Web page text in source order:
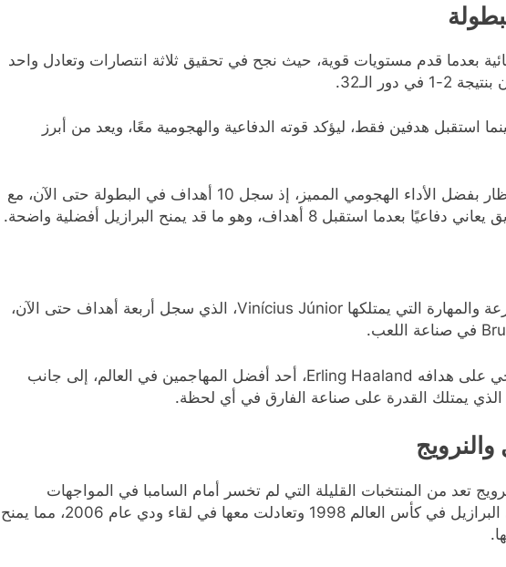
بعدما قدم مستويات قوية، حيث نجح في تحقيق ثلاثة انتصارات وتعادل واحد
الـ32.
9 أهداف، بينما استقبل هدفين فقط، ليؤكد قوته الدفاعية والهجومية معًا، ويعد من أبرز
أما منتخب النرويج، فقد خطف الأنظار بفضل الأداء الهجومي المميز، إذ سجل 10 أهداف في البطولة حتى الآن، مع
8 أهداف، وهو ما قد يمنح البرازيل أفضلية واضحة.
يعتمد المنتخب البرازيلي على السرعة والمهارة التي يمتلكها Vinícius Júnior، الذي سجل أربعة أهداف حتى الآن،
في المقابل، يعول المنتخب النرويجي على هدافه Erling Haaland، أحد أفضل المهاجمين في العالم، إلى جانب
تعد من المنتخبات القليلة التي لم تخسر أمام السامبا في المواجهات
الرسمية، حيث سبق أن فازت على البرازيل في كأس العالم 1998 وتعادلت معها في لقاء ودي عام 2006، مما يمنح